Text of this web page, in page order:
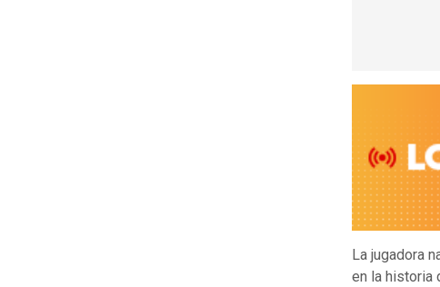
La jugadora
en la historia